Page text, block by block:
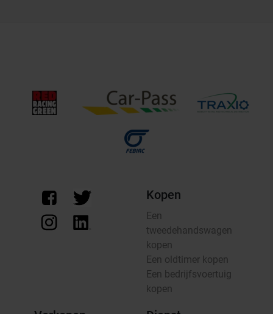
Kopen
Een
tweedehandswagen
kopen
Een oldtimer kopen
Een bedrijfsvoertuig
kopen